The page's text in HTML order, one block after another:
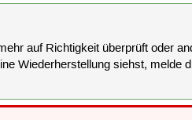
auf Richtigkeit überprüft oder
Wiederherstellung siehst,